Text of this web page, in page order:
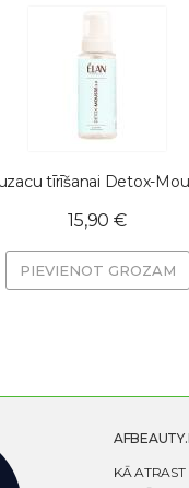
tīrīšanai Detox-
15,90 €
PIEVIENOT GROZAM
KĀ ATRAST